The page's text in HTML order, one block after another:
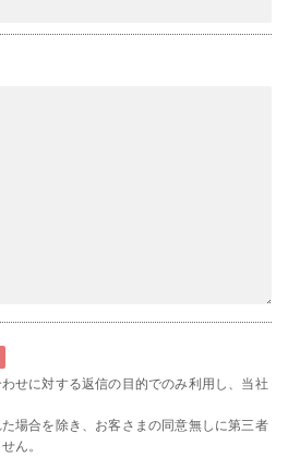
せに対する返信の目的でのみ利用し、当社
場合を除き、お客さまの同意無しに第三者
ん。